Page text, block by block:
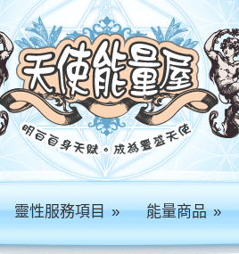
靈性服務項目» 能量商品»